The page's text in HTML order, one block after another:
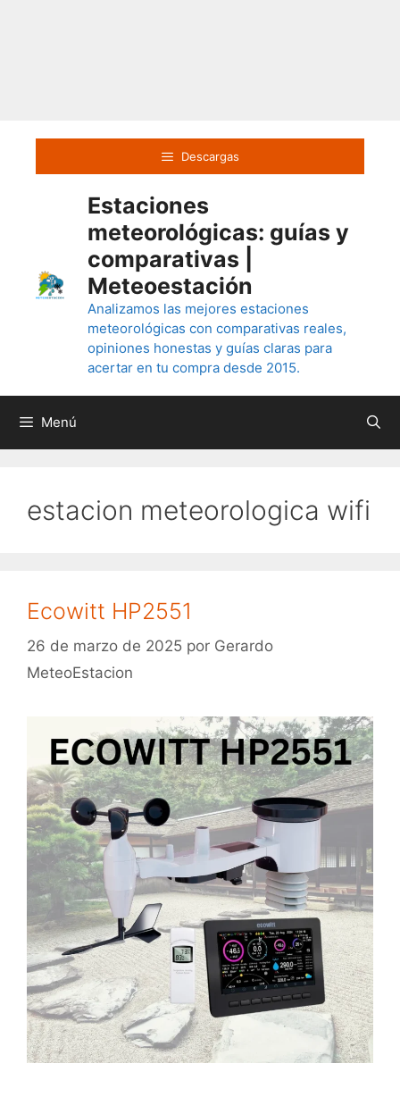
contenido
Descargas
Estaciones
meteorológicas: guías y
comparativas |
Meteoestación
Analizamos las mejores estaciones
meteorológicas con comparativas reales,
opiniones honestas y guías claras para
acertar en tu compra desde 2015.
Menú
estacion meteorologica wifi
Ecowitt HP2551
26 de marzo de 2025 por Gerardo
MeteoEstacion